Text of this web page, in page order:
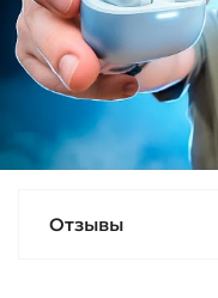
Отзывы